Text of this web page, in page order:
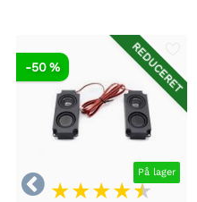

REDUCERET
På lager
-50 %